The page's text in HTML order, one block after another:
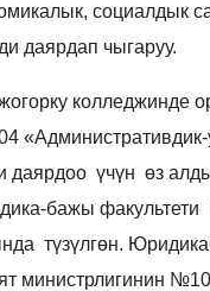
даярдап чыгаруу.
колледжинде
даярдоо үчүн өз
бажы
түзүлгөн.
министрлигинин